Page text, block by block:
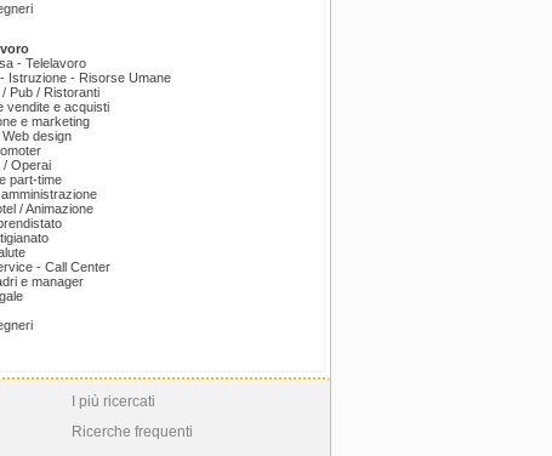
- Telelavoro
Istruzione - Risorse Umane
Pub / Ristoranti
vendite e acquisti
e marketing
design
/ Operai
part-time
/ Animazione
- Call Center
e manager
I più ricercati
Ricerche frequenti